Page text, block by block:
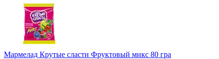
Мармелад Крутые сласти Фруктовый микс 80 гра